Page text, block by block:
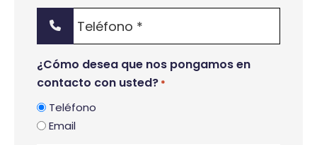
Teléfono
¿Cómo desea que nos pongamos en
contacto con usted? *
Teléfono
Email